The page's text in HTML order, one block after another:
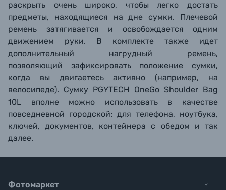
раскрыть очень широко, чтобы легко достать
предметы, находящиеся на дне сумки. Плечевой
ремень затягивается и освобождается одним
движением руки. В комплекте также идет
дополнительный нагрудный ремень,
позволяющий зафиксировать положение сумки,
когда вы двигаетесь активно (например, на
велосипеде). Сумку PGYTECH OneGo Shoulder Bag
10L вполне можно использовать в качестве
повседневной городской: для телефона, ноутбука,
ключей, документов, контейнера с обедом и так
далее.
Фотомаркет